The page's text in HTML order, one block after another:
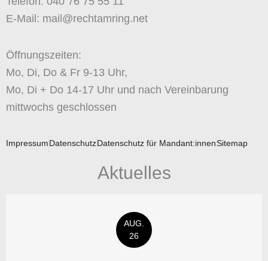
E-Mail: mail@rechtamring.net
Öffnungszeiten:
Mo, Di, Do & Fr 9-13 Uhr,
Mo, Di + Do 14-17 Uhr und nach Vereinbarung
mittwochs geschlossen
ImpressumDatenschutzDatenschutz für Mandant:innenSitemap
Aktuelles
AUG.
26